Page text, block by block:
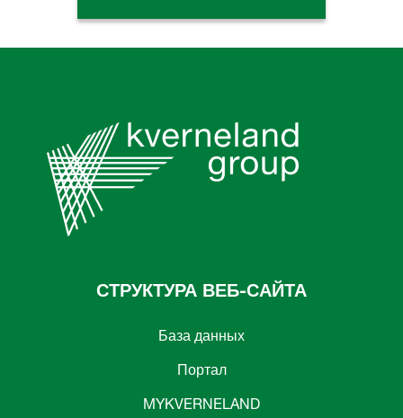
СТРУКТУРА ВЕБ-САЙТА
База данных
Портал
MYKVERNELAND